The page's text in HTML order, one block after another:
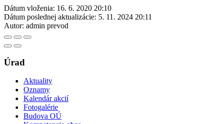
Dátum vloženia: 16. 6. 2020 20:10
Dátum poslednej aktualizácie: 5. 11. 2024 20:11
Autor: admin prevod
Úrad
Aktuality
Oznamy
Kalendár akcií
Fotogalérie
Budova OÚ